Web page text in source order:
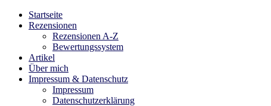
Bibliophilara
Möge die Liebe zu Büchern niemals enden
Startseite
Rezensionen
Rezensionen A-Z
Bewertungssystem
Artikel
Über mich
Impressum & Datenschutz
Impressum
Datenschutzerklärung